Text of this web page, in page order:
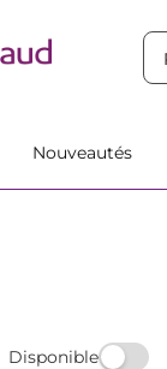
Nouveautés
Disponible